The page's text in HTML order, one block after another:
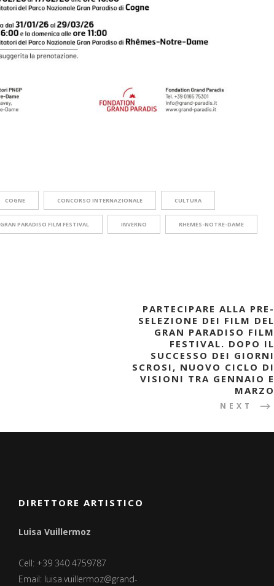
COGNE CONCORSO INTERNAZIONALE CULTURA
GRAN PARADISO FILM FESTIVAL INVERNO RHEMES-NOTRE-DAME
PARTECIPARE ALLA PRE-
SELEZIONE DEI FILM DEL
GRAN PARADISO FILM
FESTIVAL. DOPO IL
SUCCESSO DEI GIORNI
SCROSI, NUOVO CICLO DI
VISIONI TRA GENNAIO E
MARZO
NEXT
DIRETTORE ARTISTICO
Luisa Vuillermoz
Cell: +39 340 4759787
Email: luisa.vuillermoz@grand-